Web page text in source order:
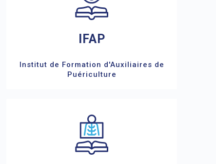
IFAP
Institut de Formation d'Auxiliaires de
Puériculture